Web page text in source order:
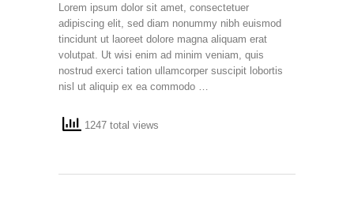
Lorem ipsum dolor sit amet, consectetuer
adipiscing elit, sed diam nonummy nibh euismod
tincidunt ut laoreet dolore magna aliquam erat
volutpat. Ut wisi enim ad minim veniam, quis
nostrud exerci tation ullamcorper suscipit lobortis
nisl ut aliquip ex ea commodo …
1247 total views